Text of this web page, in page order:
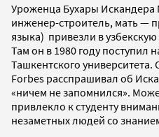
Уроженца Бухары
инженер-строитель, мать —
языка) привезли в
Там он в 1980 году поступил
Ташкентского
Forbes расспрашивал об
«ничем не запомнился».
привлекло к студенту
незаметных людей со